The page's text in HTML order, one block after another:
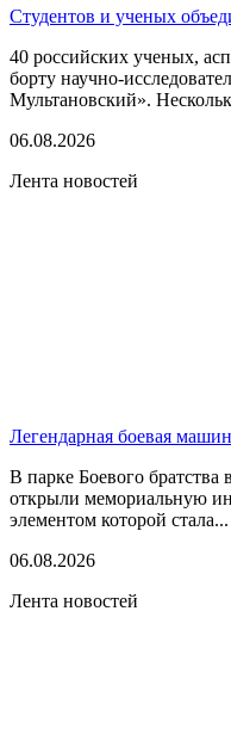
Студентов и ученых
40 российских ученых,
борту научно-
Мультановский».
06.08.2026
Лента новостей
Легендарная боевая
В парке Боевого братства
открыли мемориальную
элементом которой стала...
06.08.2026
Лента новостей